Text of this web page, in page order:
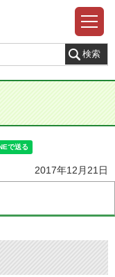
2017年12月21日